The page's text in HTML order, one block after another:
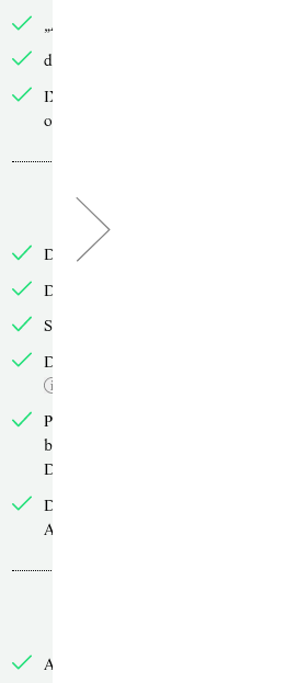
„Arbeitsbücher“ online lesen
double-Artikel online lesen
IXYPSILONZETT-Artikel
online lesen
PDF-Downloads
Die aktuelle TdZ-Ausgabe
Das jährliche Arbeitsbuch
Sonderpublikationen
Die aktuelle double-Ausgabe
Persönliches Archiv mit allen
bereits erworbenen
Downloads
Die aktuelle IXYPSILONZETT-
Ausgabe
Anmelden per E-Mail